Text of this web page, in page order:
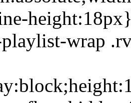
wrap